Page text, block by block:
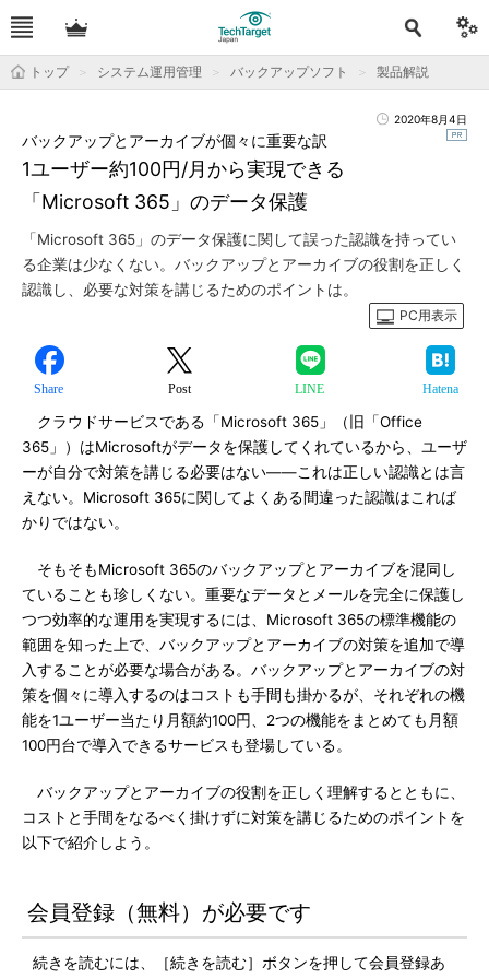
トップ システム運用管理 バックアップソフト 製品解説
2020年8月4日
1ユーザー約100円/月から実現できる
「Microsoft 365」のデータ保護
バックアップとアーカイブが個々に重要な訳
「Microsoft 365」のデータ保護に関して誤った認識を持ってい
る企業は少なくない。バックアップとアーカイブの役割を正しく
認識し、必要な対策を講じるためのポイントは。
PC用表示
Share Post LINE Hatena
クラウドサービスである「Microsoft 365」（旧「Office
365」）はMicrosoftがデータを保護してくれているから、ユーザ
ーが自分で対策を講じる必要はない――これは正しい認識とは言
えない。Microsoft 365に関してよくある間違った認識はこれば
かりではない。
そもそもMicrosoft 365のバックアップとアーカイブを混同し
ていることも珍しくない。重要なデータとメールを完全に保護し
つつ効率的な運用を実現するには、Microsoft 365の標準機能の
範囲を知った上で、バックアップとアーカイブの対策を追加で導
入することが必要な場合がある。バックアップとアーカイブの対
策を個々に導入するのはコストも手間も掛かるが、それぞれの機
能を1ユーザー当たり月額約100円、2つの機能をまとめても月額
100円台で導入できるサービスも登場している。
バックアップとアーカイブの役割を正しく理解するとともに、
コストと手間をなるべく掛けずに対策を講じるためのポイントを
以下で紹介しよう。
会員登録（無料）が必要です
続きを読むには、［続きを読む］ボタンを押して会員登録あ